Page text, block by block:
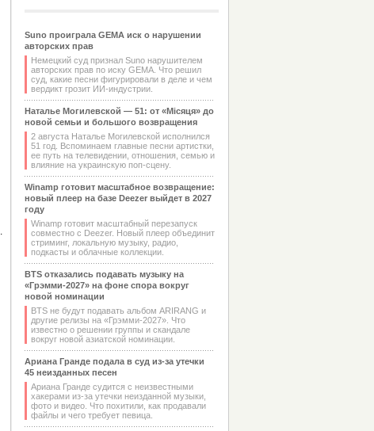
.
Suno проиграла GEMA иск о нарушении
авторских прав
Немецкий суд признал Suno нарушителем
авторских прав по иску GEMA. Что решил
суд, какие песни фигурировали в деле и чем
вердикт грозит ИИ-индустрии.
Наталье Могилевской — 51: от «Місяця» до
новой семьи и большого возвращения
2 августа Наталье Могилевской исполнился
51 год. Вспоминаем главные песни артистки,
ее путь на телевидении, отношения, семью и
влияние на украинскую поп-сцену.
Winamp готовит масштабное возвращение:
новый плеер на базе Deezer выйдет в 2027
году
Winamp готовит масштабный перезапуск
совместно с Deezer. Новый плеер объединит
стриминг, локальную музыку, радио,
подкасты и облачные коллекции.
BTS отказались подавать музыку на
«Грэмми-2027» на фоне спора вокруг
новой номинации
BTS не будут подавать альбом ARIRANG и
другие релизы на «Грэмми-2027». Что
известно о решении группы и скандале
вокруг новой азиатской номинации.
Ариана Гранде подала в суд из-за утечки
45 неизданных песен
Ариана Гранде судится с неизвестными
хакерами из-за утечки неизданной музыки,
фото и видео. Что похитили, как продавали
файлы и чего требует певица.